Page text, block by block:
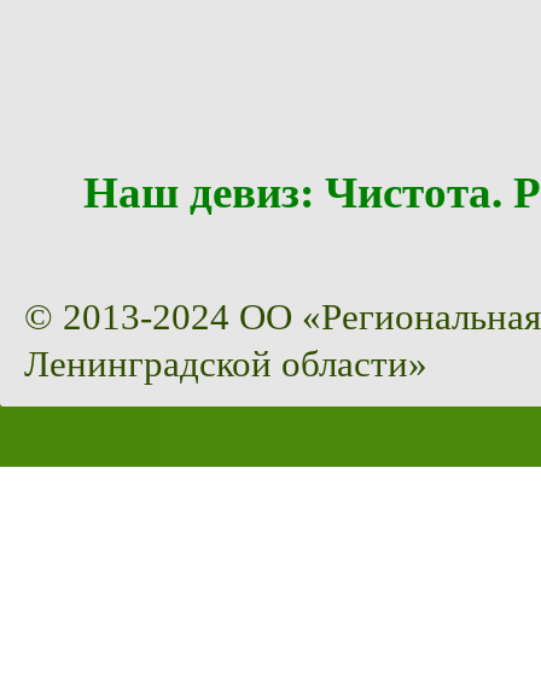
Наш девиз:
© 2013-2024 ОО
Ленинградской области»